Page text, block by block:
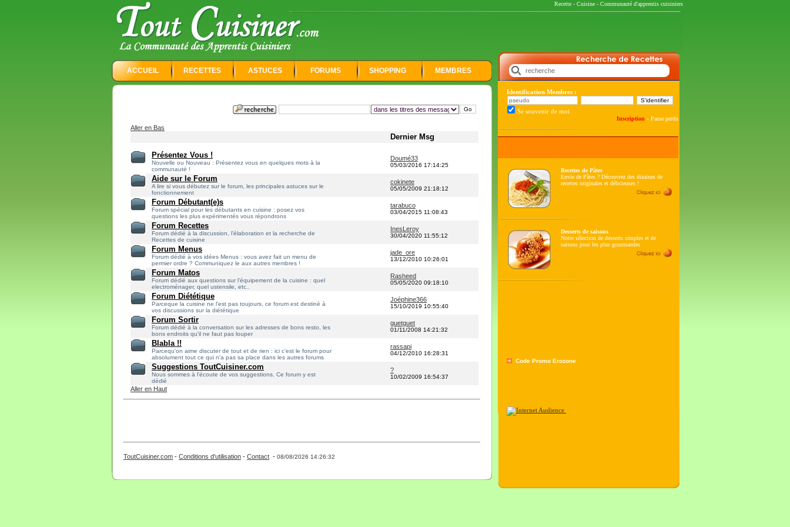
Recette - Cuisine - Communauté d'apprentis cuisiniers
ACCUEIL RECETTES ASTUCES FORUMS SHOPPING MEMBRES
Identification Membres :
Se souvenir de moi
Inscription - Passe perdu
Recettes de Pâtes
Envie de Pâtes ? Découvrez des dizaines de
recettes originales et délicieuses !
Desserts de saisons
Notre sélection de desserts simples et de
saisons pour les plus gourmandes
Aller en Bas
Dernier Msg
Présentez Vous !
Nouvelle ou Nouveau : Présentez vous en quelques mots à la
communauté !
Doumé33
05/03/2016 17:14:25
Aide sur le Forum
A lire si vous débutez sur le forum, les principales astuces sur le
fonctionnement
cokinete
05/05/2009 21:18:12
Forum Débutant(e)s
Forum spécial pour les débutants en cuisine : posez vos
questions les plus expérimentés vous répondrons
tarabuco
03/04/2015 11:08:43
Forum Recettes
Forum dédié à la discussion, l'élaboration et la recherche de
Recettes de cuisine
InesLeroy
30/04/2020 11:55:12
Forum Menus
Forum dédié à vos idées Menus : vous avez fait un menu de
permier ordre ? Communiquez le aux autres membres !
jade_ore
13/12/2010 10:26:01
Forum Matos
Forum dédié aux questions sur l'équipement de la cuisine : quel
electroménager, quel ustensile, etc..
Rasheed
05/05/2020 09:18:10
Forum Diététique
Parceque la cuisine ne l'est pas toujours, ce forum est destiné à
vos discussions sur la diététique
Joéphine366
15/10/2019 10:55:40
Forum Sortir
Forum dédié à la conversation sur les adresses de bons resto, les
bons endroits qu'il ne faut pas louper
guetguet
01/11/2008 14:21:32
Blabla !!
Parcequ'on aime discuter de tout et de rien : ici c'est le forum pour
absolument tout ce qui n'a pas sa place dans les autres forums
rassapi
04/12/2010 16:28:31
Suggestions ToutCuisiner.com
Nous sommes à l'écoute de vos suggestions. Ce forum y est
dédié
?
10/02/2009 16:54:37
Aller en Haut
ToutCuisiner.com - Conditions d'utilisation - Contact - 08/08/2026 14:26:32
Code Promo Erozone